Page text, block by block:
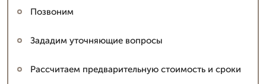
Позвоним
Зададим уточняющие вопросы
Рассчитаем предварительную стоимость и сроки